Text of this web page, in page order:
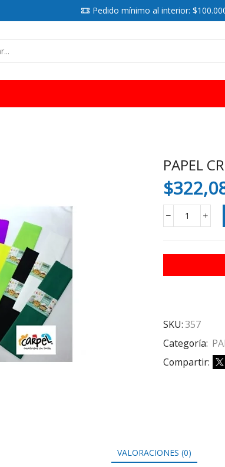
Pedido mínimo al interior:
PAPEL
$
PAPEL
X10
SKU:357
Categoría:
Compartir:
VALORACIONES (0)